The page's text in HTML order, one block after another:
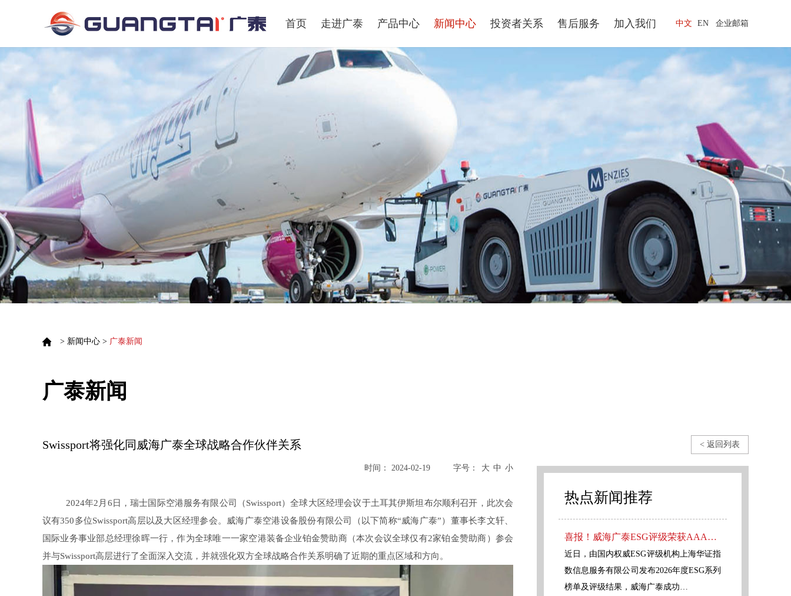
首页 走进广泰 产品中心 新闻中心 投资者关系 售后服务 加入我们 中文 EN 企业邮箱
> 新闻中心 > 广泰新闻
广泰新闻
Swissport将强化同威海广泰全球战略合作伙伴关系
时间： 2024-02-19 字号：
2024年2月6日，瑞士国际空港服务有限公司（Swissport）全球大区经理会议于土耳其伊斯坦布尔顺利召开，此次会
议有350多位Swissport高层以及大区经理参会。威海广泰空港设备股份有限公司（以下简称“威海广泰”）董事长李文轩、
国际业务事业部总经理徐晖一行，作为全球唯一一家空港装备企业铂金赞助商（本次会议全球仅有2家铂金赞助商）参会
并与Swissport高层进行了全面深入交流，并就强化双方全球战略合作关系明确了近期的重点区域和方向。
< 返回列表
热点新闻推荐
喜报！威海广泰ESG评级荣获AAA级 可持续发展实力获权威认可
近日，由国内权威ESG评级机构上海华证指
数信息服务有限公司发布2026年度ESG系列
榜单及评级结果，威海广泰成功…